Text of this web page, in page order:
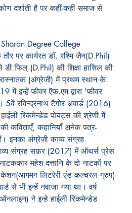
दर्शाती है पर कहीं-कहीं समाज से
Sharan Degree College
पर कार्यरत डॉ. रश्मि जैन(D.Phil)
डी.फिल् (D.Phil) की शिक्षा हासिल की
(अंग्रेजी) में प्रथम स्थान के
में इन्हें फीवर ऍफ़.एम द्वारा 'फीवर
रविन्द्रनाथ टैगोर अवार्ड (2016)
रिकमेन्डेड पोयट्स की श्रेणी में
कविताएँ, कहानियाँ अनेक पत्र-
इनका अंग्रेज़ी काव्य संग्रह
संग्रह सफ़र (2017) में ऑथर्स प्रेस
महेश दत्तानि के दो नाटकों पर
लिटरेरी एंड कल्चरल ग्रुप)
से भी इन्हें नवाजा गया था। वर्ष
ने इन्हे हाईली रिकमेन्डेड